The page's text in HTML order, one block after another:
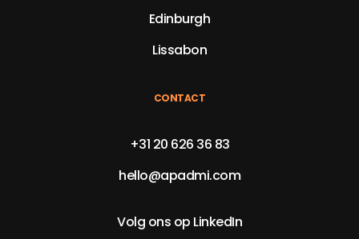
Edinburgh
Lissabon
CONTACT
+31 20 626 36 83
hello@apadmi.com
Volg ons op LinkedIn